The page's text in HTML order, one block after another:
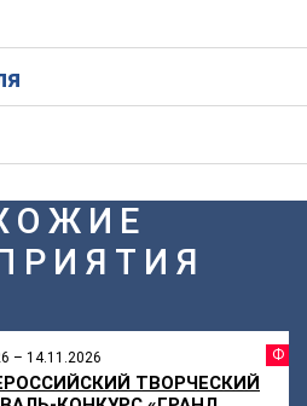
– 14.11.2026
ТВОРЧЕСКИЙ